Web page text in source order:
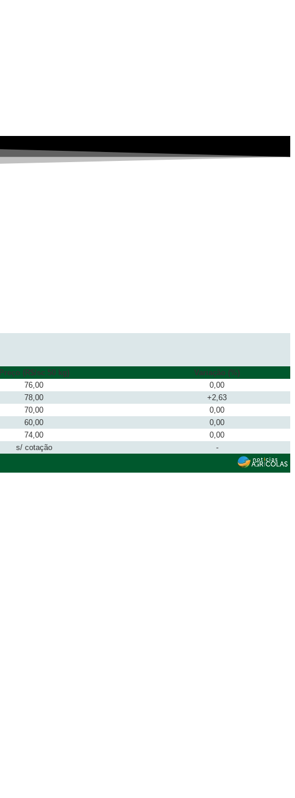
Preço (R$/sc 50 kg)
Variação (%)
76,00
0,00
78,00
+2,63
70,00
0,00
60,00
0,00
74,00
0,00
s/ cotação
-